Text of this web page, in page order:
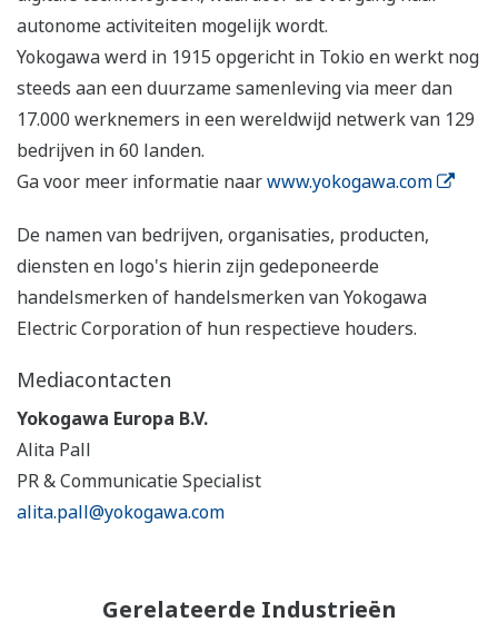
autonome activiteiten mogelijk wordt.
Yokogawa werd in 1915 opgericht in Tokio en werkt nog
steeds aan een duurzame samenleving via meer dan
17.000 werknemers in een wereldwijd netwerk van 129
bedrijven in 60 landen.
Ga voor meer informatie naarwww.yokogawa.com
De namen van bedrijven, organisaties, producten,
diensten en logo's hierin zijn gedeponeerde
handelsmerken of handelsmerken van Yokogawa
Electric Corporation of hun respectieve houders.
Mediacontacten
Yokogawa Europa B.V.
Alita Pall
PR & Communicatie Specialist
alita.pall@yokogawa.com
Gerelateerde Industrieën